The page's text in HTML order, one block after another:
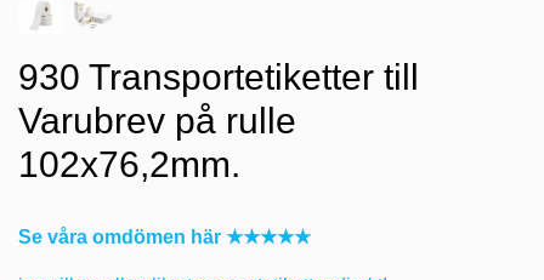
930 Transportetiketter till
Varubrev på rulle
102x76,2mm.
Se våra omdömen här ★★★★★